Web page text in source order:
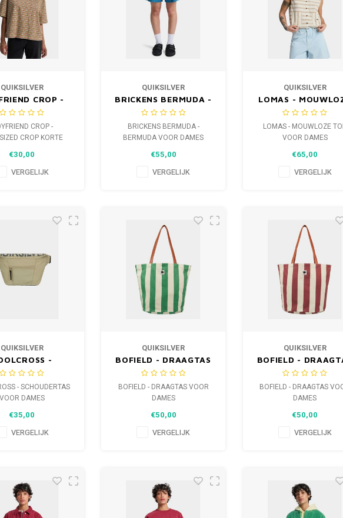
QUIKSILVER
CROP -
CROP
MOUWEN
DAMES
CROP -
CROP KORTE
€30,00
VERGELIJK
QUIKSILVER
BRICKENS BERMUDA -
BERMUDA VOOR
DAMES
BRICKENS BERMUDA -
BERMUDA VOOR DAMES
€55,00
VERGELIJK
QUIKSILVER
LOMAS -
TOP VOOR DAMES
LOMAS - MOUWLOZE
VOOR DAMES
€65,00
VERGELIJK
QUIKSILVER
-
VOOR
DAMES
- SCHOUDERTAS
VOOR DAMES
€35,00
VERGELIJK
QUIKSILVER
BOFIELD - DRAAGTAS
VOOR DAMES
BOFIELD - DRAAGTAS VOOR
DAMES
€50,00
VERGELIJK
QUIKSILVER
BOFIELD -
VOOR DAMES
BOFIELD - DRAAGTAS
DAMES
€50,00
VERGELIJK